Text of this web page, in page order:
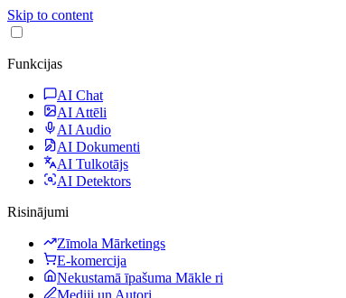
Skip to content
Funkcijas
AI Chat
AI Attēli
AI Audio
AI Dokumenti
AI Tulkotājs
AI Detektors
Risinājumi
Zīmola Mārketings
E-komercija
Nekustamā īpašuma Mākle ri
Mediji un Autori